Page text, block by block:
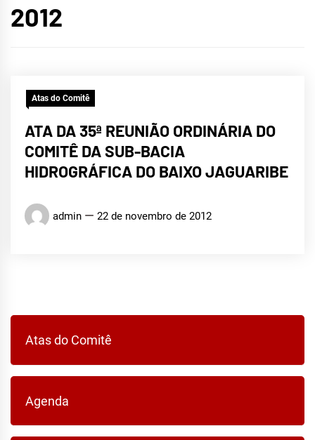
2012
Atas do Comitê
ATA DA 35ª REUNIÃO ORDINÁRIA DO
COMITÊ DA SUB-BACIA
HIDROGRÁFICA DO BAIXO JAGUARIBE
admin 22 de novembro de 2012
Atas do Comitê
Agenda